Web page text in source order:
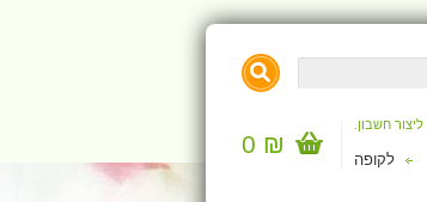
₪ 0
ליצור חשבון
לקופה